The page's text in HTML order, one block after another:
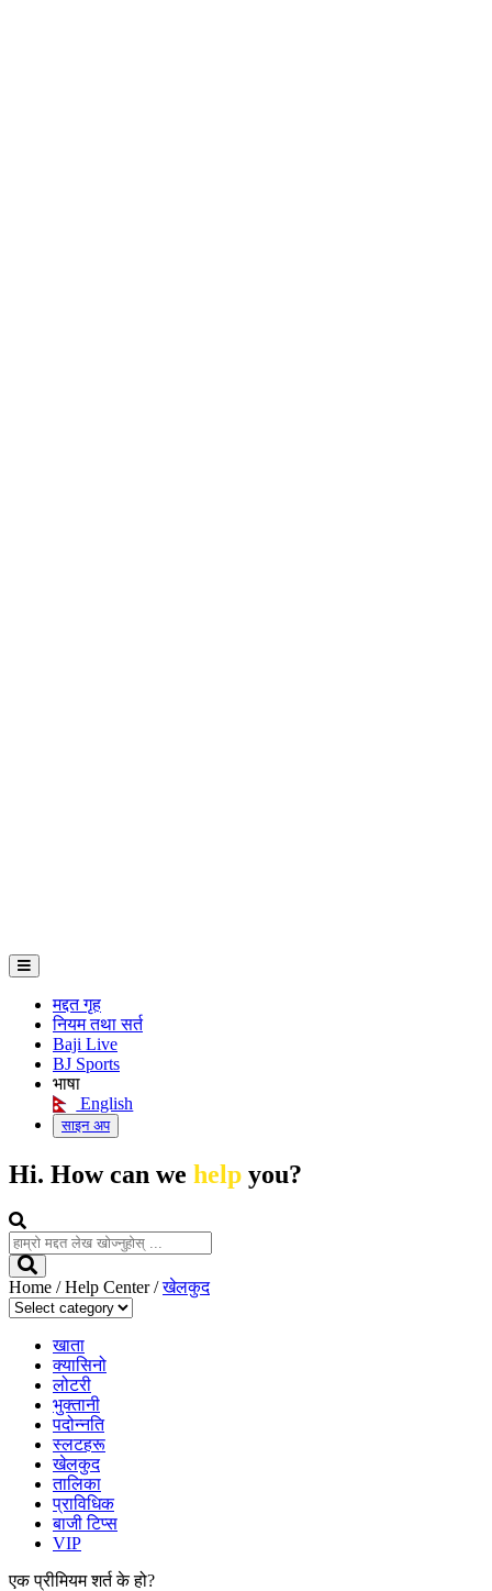
मद्दत गृह
नियम तथा सर्त
Baji Live
BJ Sports
भाषा
English
साइन अप
Hi. How can we help you?
Home / Help Center/ खेलकुद
खाता
क्यासिनो
लोटरी
भुक्तानी
पदोन्नति
स्लटहरू
खेलकुद
तालिका
प्राविधिक
बाजी टिप्स
VIP
एक प्रीमियम शर्त के हो?